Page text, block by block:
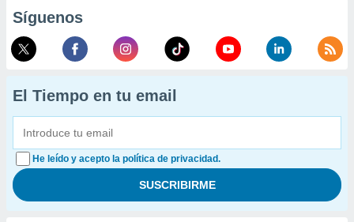
Síguenos
El Tiempo en tu email
He leído y acepto la política de privacidad.